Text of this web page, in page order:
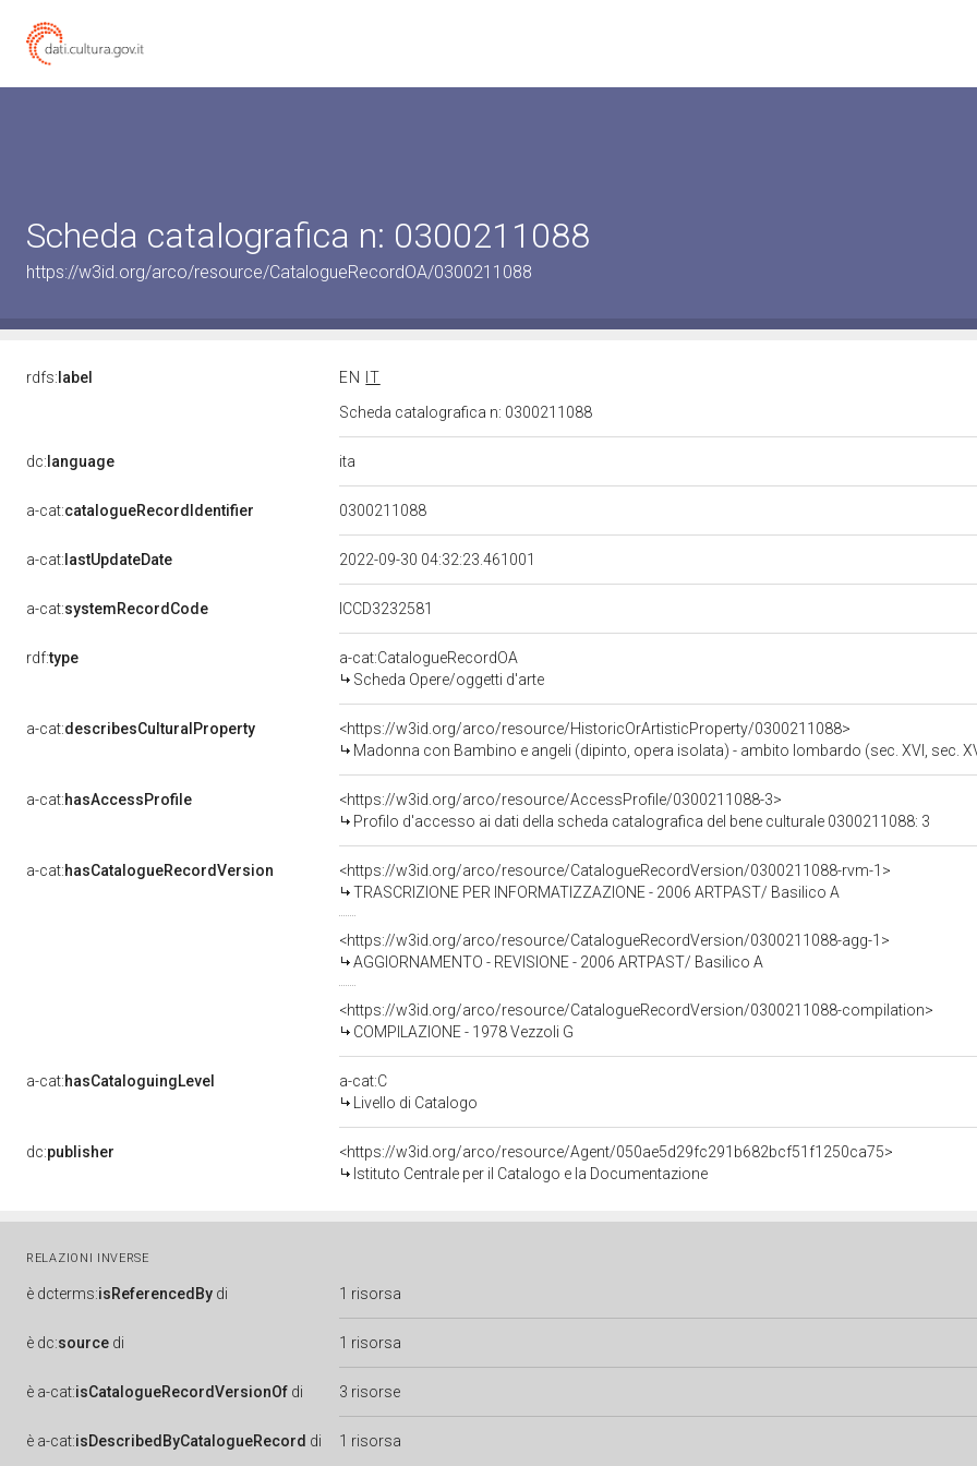
Scheda catalografica n: 0300211088
https://w3id.org/arco/resource/CatalogueRecordOA/0300211088
rdfs: label EN
IT
Scheda catalografica n: 0300211088
dc: language ita
a-cat:catalogueRecordIdentifier 0300211088
a-cat: lastUpdateDate 2022-09-30 04:32:23.461001
a-cat:systemRecordCode ICCD3232581
rdf:type
a-cat:CatalogueRecordOA
Scheda Opere/oggetti d'arte
a-cat:describesCulturalProperty
<https://w3id.org/arco/resource/HistoricOrArtisticProperty/0300211088>
Madonna con Bambino e angeli (dipinto, opera isolata) - ambito lombardo (sec. XVI, sec.
a-cat:hasAccessProfile
<https://w3id.org/arco/resource/AccessProfile/0300211088-3>
Profilo d'accesso ai dati della scheda catalografica del bene culturale 0300211088: 3
a-cat:hasCatalogueRecordVersion
<https://w3id.org/arco/resource/CatalogueRecordVersion/0300211088-rvm-1>
TRASCRIZIONE PER INFORMATIZZAZIONE - 2006 ARTPAST/ Basilico A
<https://w3id.org/arco/resource/CatalogueRecordVersion/0300211088-agg-1>
AGGIORNAMENTO - REVISIONE - 2006 ARTPAST/ Basilico A
<https://w3id.org/arco/resource/CatalogueRecordVersion/0300211088-compilation>
COMPILAZIONE - 1978 Vezzoli G
a-cat:hasCataloguingLevel
a-cat:C
Livello di Catalogo
dc:publisher
<https://w3id.org/arco/resource/Agent/050ae5d29fc291b682bcf51f1250ca75>
Istituto Centrale per il Catalogo e la Documentazione
RELAZIONI INVERSE
è dcterms:isReferencedBy di 1 risorsa
è dc:source di 1 risorsa
è a-cat:isCatalogueRecordVersionOf di 3 risorse
è a-cat:isDescribedByCatalogueRecord di 1 risorsa